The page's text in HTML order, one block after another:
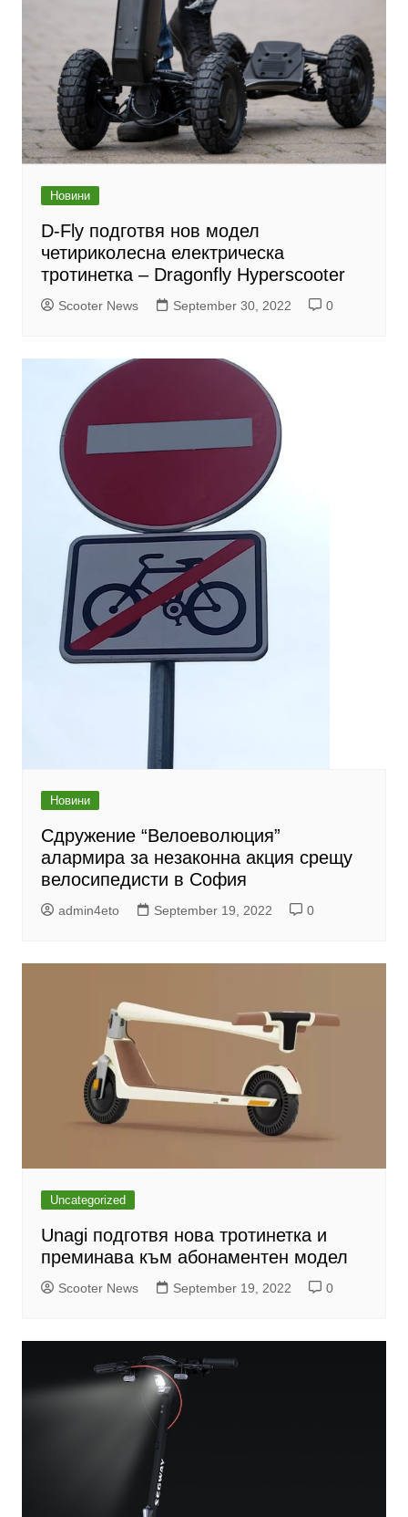
Новини
D-Fly подготвя нов модел
четириколесна електрическа
тротинетка – Dragonfly Hyperscooter
Scooter News September 30, 2022 0
Новини
Сдружение “Велоеволюция”
алармира за незаконна акция срещу
велосипедисти в София
admin4eto September 19, 2022 0
Uncategorized
Unagi подготвя нова тротинетка и
преминава към абонаментен модел
Scooter News September 19, 2022 0